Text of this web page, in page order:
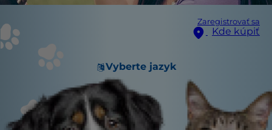
Zaregistrovať sa
Kde kúpiť
Vyberte jazyk